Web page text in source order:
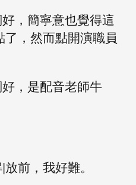
，簡寧意也覺得這
，然而點開演職員
，是配音老師牛
前，我好難。